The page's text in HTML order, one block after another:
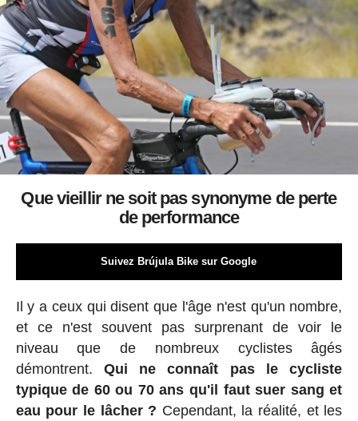
Que vieillir ne soit pas synonyme de perte
de performance
Suivez Brújula Bike sur Google
Il y a ceux qui disent que l'âge n'est qu'un nombre,
et ce n'est souvent pas surprenant de voir le
niveau que de nombreux cyclistes âgés
démontrent. Qui ne connaît pas le cycliste
typique de 60 ou 70 ans qu'il faut suer sang et
eau pour le lâcher ? Cependant, la réalité, et les